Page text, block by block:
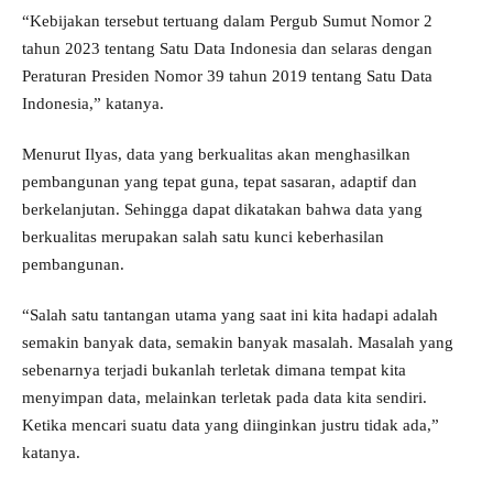
“Kebijakan tersebut tertuang dalam Pergub Sumut Nomor 2
tahun 2023 tentang Satu Data Indonesia dan selaras dengan
Peraturan Presiden Nomor 39 tahun 2019 tentang Satu Data
Indonesia,” katanya.
Menurut Ilyas, data yang berkualitas akan menghasilkan
pembangunan yang tepat guna, tepat sasaran, adaptif dan
berkelanjutan. Sehingga dapat dikatakan bahwa data yang
berkualitas merupakan salah satu kunci keberhasilan
pembangunan.
“Salah satu tantangan utama yang saat ini kita hadapi adalah
semakin banyak data, semakin banyak masalah. Masalah yang
sebenarnya terjadi bukanlah terletak dimana tempat kita
menyimpan data, melainkan terletak pada data kita sendiri.
Ketika mencari suatu data yang diinginkan justru tidak ada,”
katanya.